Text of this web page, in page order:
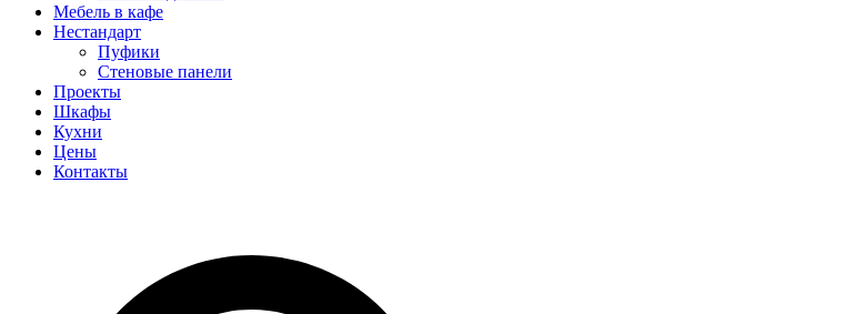
Мебель в кафе
Нестандарт
Пуфики
Стеновые панели
Проекты
Шкафы
Кухни
Цены
Контакты